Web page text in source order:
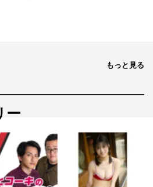
もっと見る
ー